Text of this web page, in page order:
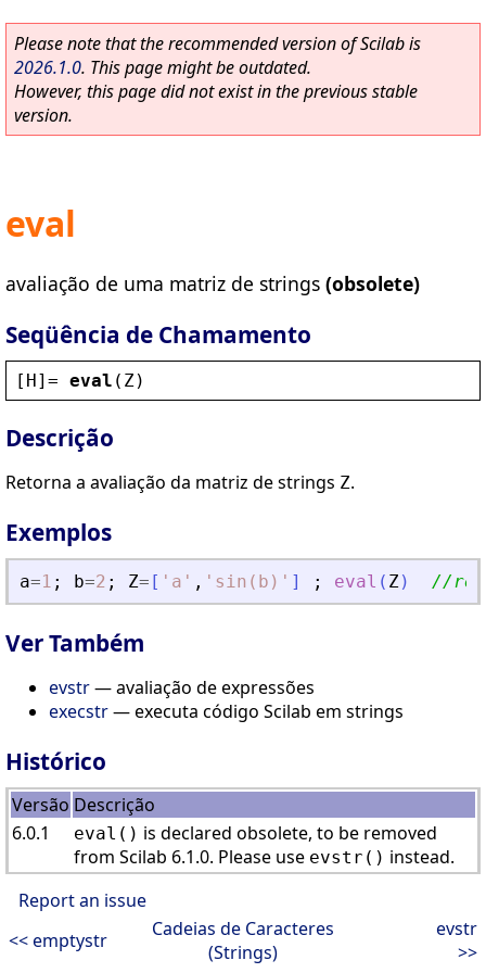
Please note that the recommended version of Scilab is
2026.1.0. This page might be outdated.
However, this page did not exist in the previous stable
version.
eval
avaliação de uma matriz de strings (obsolete)
Seqüência de Chamamento
[ H]= eval ( Z )
Descrição
Retorna a avaliação da matriz de strings Z.
Exemplos
a=1 ; b=2 ; Z= [ ' a ' , ' sin(b) ' ] ; eval ( Z) //
Ver Também
evstr— avaliação de expressões
execstr— executa código Scilab em strings
Histórico
Versão Descrição
6.0.1
eval() is declared obsolete, to be removed
from Scilab 6.1.0. Please use evstr() instead.
Report an issue
<< emptystr
Cadeias de Caracteres
(Strings)
evstr
>>